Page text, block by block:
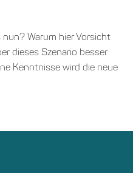
Warum hier Vorsicht
dieses Szenario besser
Kenntnisse wird die neue